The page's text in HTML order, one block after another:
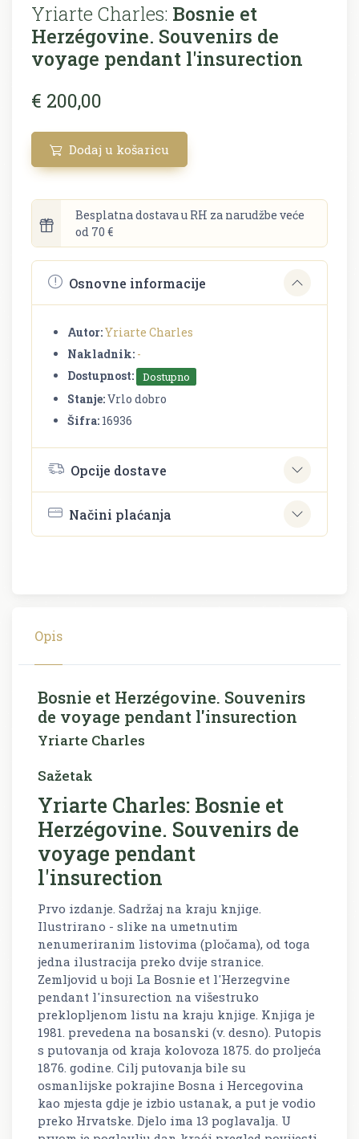
Yriarte Charles: Bosnie et
Herzégovine. Souvenirs de
voyage pendant l'insurection
€ 200,00
Dodaj u košaricu
Besplatna dostava u RH za narudžbe veće
od 70 €
Osnovne informacije
Autor:Yriarte Charles
Nakladnik: -
Dostupnost:
Dostupno
Stanje:Vrlo dobro
Šifra: 16936
Opcije dostave
Načini plaćanja
Opis
Bosnie et Herzégovine. Souvenirs
de voyage pendant l'insurection
Yriarte Charles
Sažetak
Yriarte Charles: Bosnie et
Herzégovine. Souvenirs de
voyage pendant
l'insurection
Prvo izdanje. Sadržaj na kraju knjige.
Ilustrirano - slike na umetnutim
nenumeriranim listovima (pločama), od toga
jedna ilustracija preko dvije stranice.
Zemljovid u boji La Bosnie et l'Herzegvine
pendant l'insurection na višestruko
preklopljenom listu na kraju knjige. Knjiga je
1981. prevedena na bosanski (v. desno). Putopis
s putovanja od kraja kolovoza 1875. do proljeća
1876. godine. Cilj putovanja bile su
osmanlijske pokrajine Bosna i Hercegovina
kao mjesta gdje je izbio ustanak, a put je vodio
preko Hrvatske. Djelo ima 13 poglavalja. U